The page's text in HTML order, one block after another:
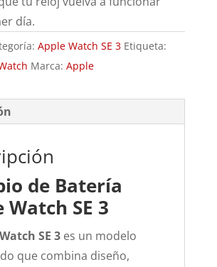
día.
Apple Watch SE 3 Etiqueta:
Marca: Apple
de Batería
Watch SE 3
SE 3es un modelo
que combina diseño,